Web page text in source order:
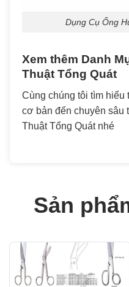
Dụng Cụ Ống
Xem thêm Danh
Thuật Tổng Quát
Cùng chúng tôi tìm hiểu
cơ bản đến chuyên sâu
Thuật Tổng Quát nhé
Sản